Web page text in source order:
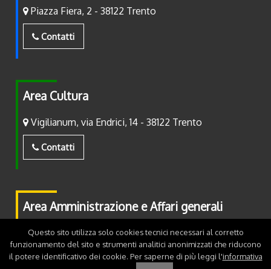
Piazza Fiera, 2 - 38122 Trento
Contatti
Area Cultura
Vigilianum, via Endrici, 14 - 38122 Trento
Contatti
Area Amministrazione e Affari generali
Piazza Fiera, 2 - 38122 Trento
Contatti
Questo sito utilizza solo cookies tecnici necessari al corretto
funzionamento del sito e strumenti analitici anonimizzati che riducono
il potere identificativo dei cookie. Per saperne di più leggi l'informativa